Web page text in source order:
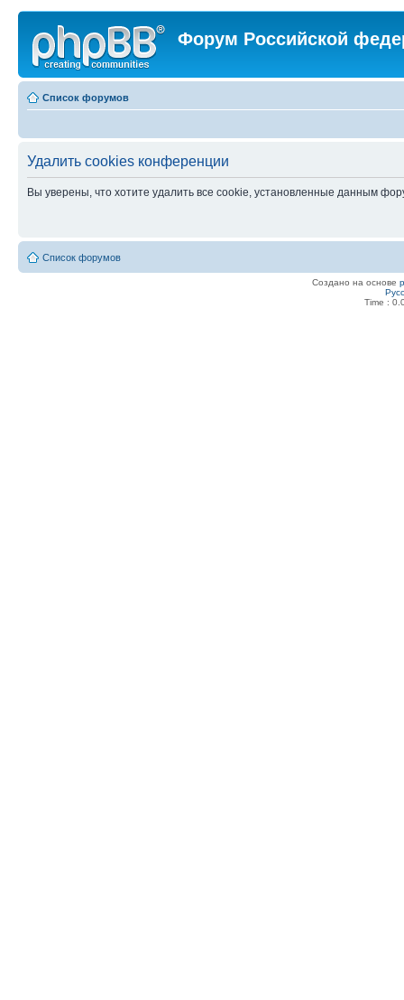
Форум Российской
Список форумов
Удалить cookies конференции
Вы уверены, что хотите удалить все cookie, установленные данным
Список форумов
Создано на основе
Time :